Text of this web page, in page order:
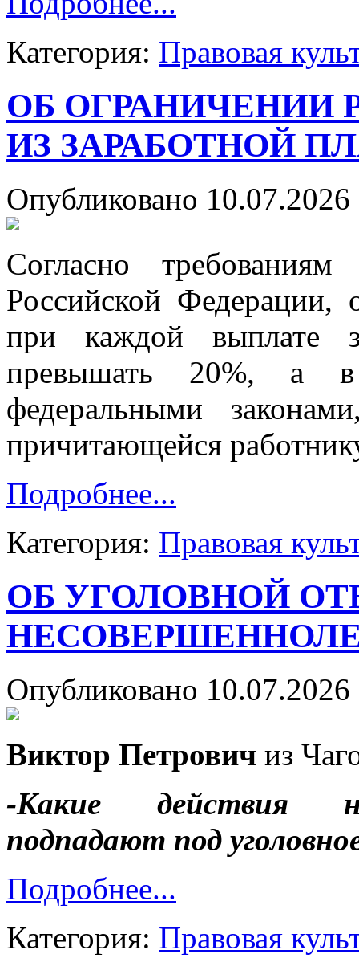
Категория: Правовая
ОБ ОГРАНИЧЕНИИ
ИЗ ЗАРАБОТНОЙ
Опубликовано
Согласно
Российской Федерации,
при каждой выплате
превышать 20%, а в
федеральными
причитающейся
Подробнее...
Категория: Правовая
ОБ УГОЛОВНОЙ
Опубликовано
Виктор Петрович из
-Какие действия
подпадают под
Подробнее...
Категория: Правовая